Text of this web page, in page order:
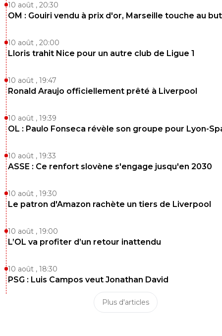
10 août , 20:30
OM : Gouiri vendu à prix d'or, Marseille touche au but
10 août , 20:00
Lloris trahit Nice pour un autre club de Ligue 1
10 août , 19:47
Ronald Araujo officiellement prêté à Liverpool
10 août , 19:39
OL : Paulo Fonseca révèle son groupe pour Lyon-
10 août , 19:33
ASSE : Ce renfort slovène s'engage jusqu'en 2030
10 août , 19:30
Le patron d'Amazon rachète un tiers de Liverpool
10 août , 19:00
L’OL va profiter d’un retour inattendu
10 août , 18:30
PSG : Luis Campos veut Jonathan David
Plus d'articles